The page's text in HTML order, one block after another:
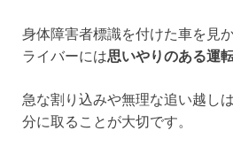
身体障害者標識を付けた車を見
ライバーには思いやりのある運
急な割り込みや無理な追い越し
分に取ることが大切です。